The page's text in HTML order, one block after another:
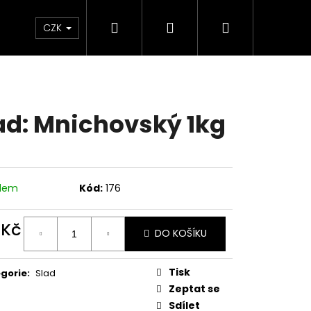
a kontakt
CZK Hledat PřihlášeníNákupní
Mnichovský 1kg
Kód: 176
DO KOŠÍKU
: Slad
Tisk
Zeptat se
Sdílet
Následující